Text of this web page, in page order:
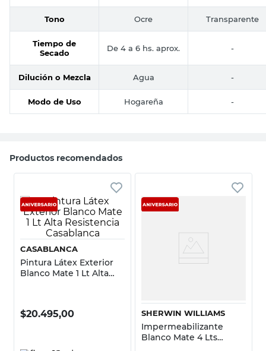
Tono Ocre Transparente
Tiempo de
Secado
De 4 a 6 hs. aprox. -
Dilución o Mezcla Agua -
Modo de Uso Hogareña -
Productos recomendados
CASABLANCA
Pintura Látex Exterior
Blanco Mate 1 Lt Alta
$20.495,00 SHERWIN WILLIAMS
Impermeabilizante
Blanco Mate 4 Lts